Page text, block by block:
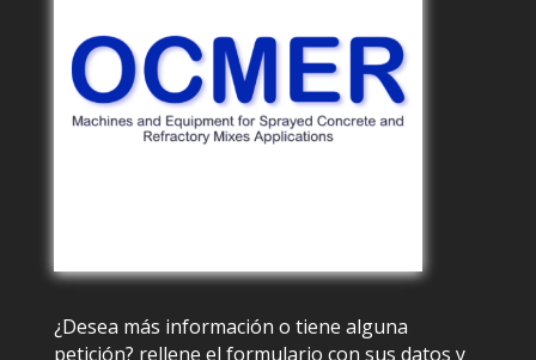
¿Desea más información o tiene alguna
petición? rellene el formulario con sus datos y